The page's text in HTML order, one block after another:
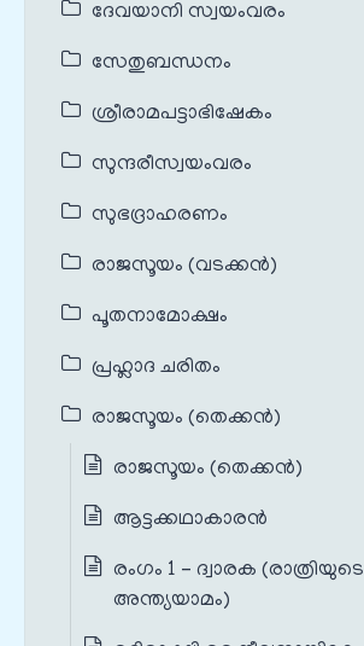
ദേവയാനി സ്വയംവരം
സേതുബന്ധനം
ശ്രീരാമപട്ടാഭിഷേകം
സുന്ദരീസ്വയംവരം
സുഭദ്രാഹരണം
രാജസൂയം (വടക്കൻ)
പൂതനാമോക്ഷം
പ്രഹ്ലാദ ചരിതം
രാജസൂയം (തെക്കൻ)
രാജസൂയം (തെക്കൻ)
ആട്ടക്കഥാകാരൻ
രംഗം 1 – ദ്വാരക (രാത്രിയുടെ
അന്ത്യയാമം)